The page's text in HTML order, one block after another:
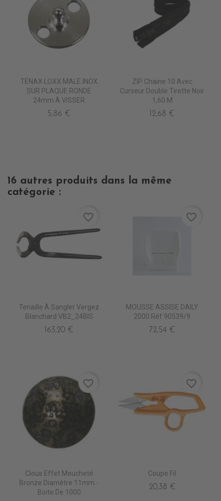
TENAX LOXX MALE INOX
SUR PLAQUE RONDE
24mm À VISSER
5,86 €
ZIP Chaine 10 Avec
Curseur Double Tirette Noir
1,60 M
12,68 €
16 autres produits dans la même
catégorie :
Tenaille À Sangler Vergez
Blanchard VB2_24BIS
163,20 €
favorite_border
MOUSSE ASSISE DAILY
2000 Réf 90539/9
72,54 €
favorite_border
Clous Effet Moucheté
Bronze Diamètre 11mm -
Boite De 1000
favorite_border
Coupe Fil
20,38 €
favorite_border